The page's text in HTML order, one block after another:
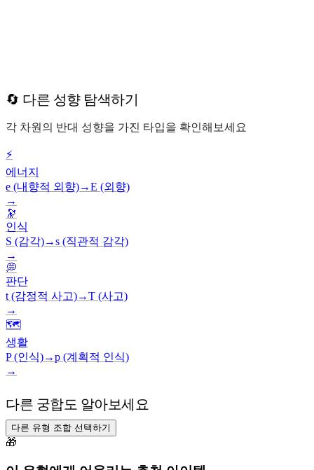
🔄 다른 성향 탐색하기
각 차원의 반대 성향을 가진 타입을 확인해보세요
⚡
에너지
e (내향적 외향)→E (외향)
→
🔭
인식
S (감각)→s (직관적 감각)
→
💭
판단
t (감정적 사고)→T (사고)
→
🗺️
생활
P (인식)→p (계획적 인식)
→
다른 궁합도 알아보세요
다른 유형 조합 선택하기
🎁